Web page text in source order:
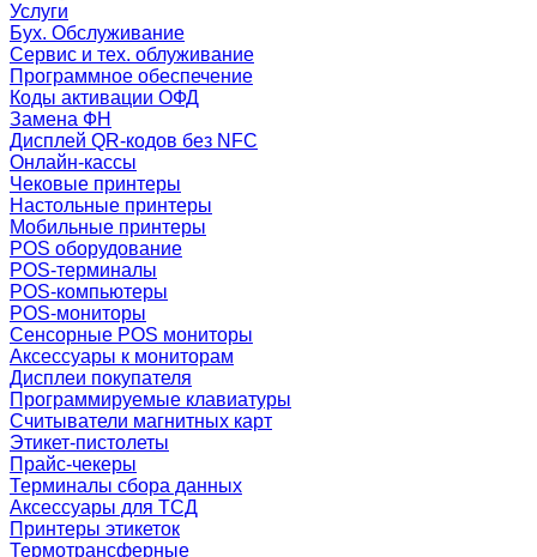
Услуги
Бух. Обслуживание
Сервис и тех. облуживание
Программное обеспечение
Коды активации ОФД
Замена ФН
Дисплей QR-кодов без NFC
Онлайн-кассы
Чековые принтеры
Настольные принтеры
Мобильные принтеры
POS оборудование
POS-терминалы
POS-компьютеры
POS-мониторы
Сенсорные POS мониторы
Аксессуары к мониторам
Дисплеи покупателя
Программируемые клавиатуры
Считыватели магнитных карт
Этикет-пистолеты
Прайс-чекеры
Терминалы сбора данных
Аксессуары для ТСД
Принтеры этикеток
Термотрансферные